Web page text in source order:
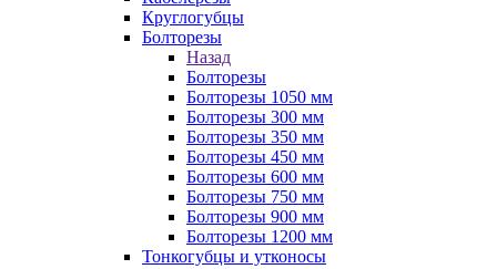
Круглогубцы
Болторезы
Назад
Болторезы
Болторезы 1050 мм
Болторезы 300 мм
Болторезы 350 мм
Болторезы 450 мм
Болторезы 600 мм
Болторезы 750 мм
Болторезы 900 мм
Болторезы 1200 мм
Тонкогубцы и утконосы